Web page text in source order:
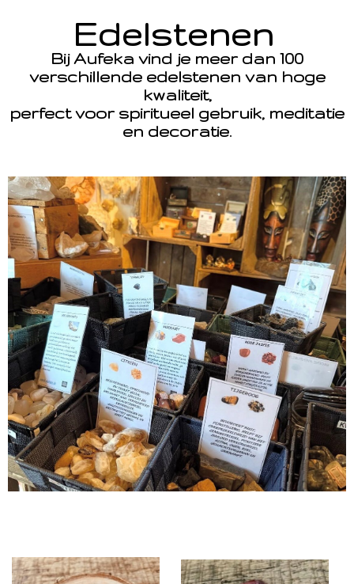
Edelstenen
Bij Aufeka vind je meer dan 100
verschillende edelstenen van hoge
kwaliteit,
perfect voor spiritueel gebruik, meditatie
en decoratie.